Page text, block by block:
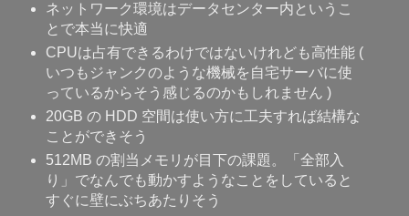
ネットワーク環境はデータセンター内というこ
とで本当に快適
CPUは占有できるわけではないけれども高性能 (
いつもジャンクのような機械を自宅サーバに使
っているからそう感じるのかもしれません )
20GB の HDD 空間は使い方に工夫すれば結構な
ことができそう
512MB の割当メモリが目下の課題。「全部入
り」でなんでも動かすようなことをしていると
すぐに壁にぶちあたりそう